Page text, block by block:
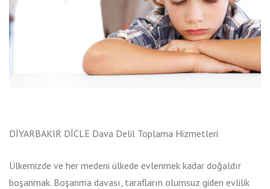
DİYARBAKIR DİCLE Dava Delil Toplama Hizmetleri
Ülkemizde ve her medeni ülkede evlenmek kadar doğaldır
boşanmak. Boşanma davası, tarafların olumsuz giden evlilik